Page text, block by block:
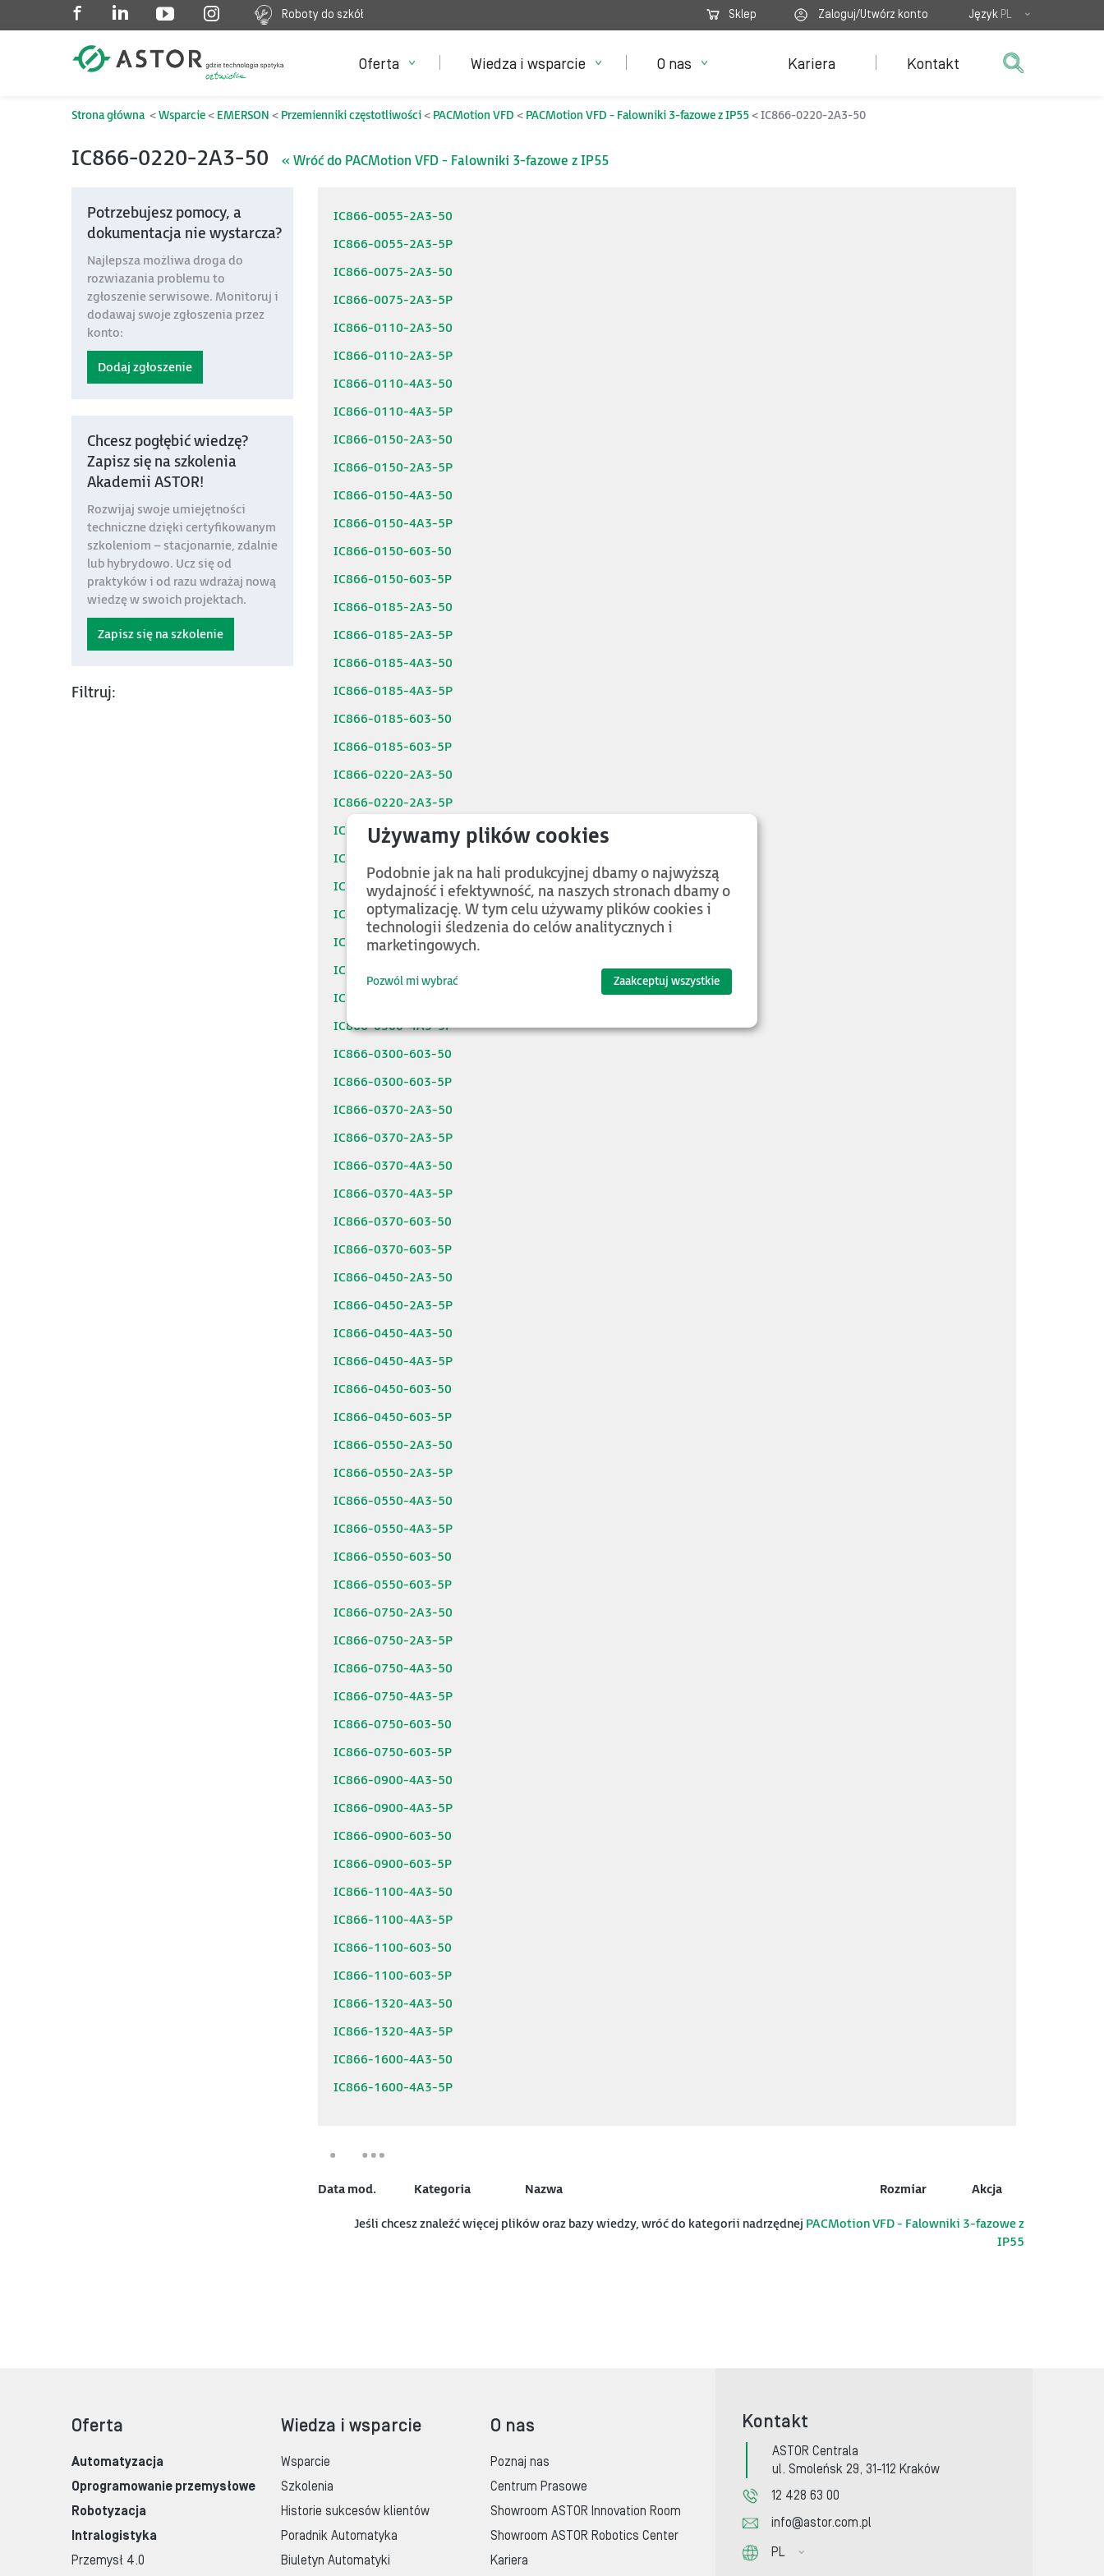
Roboty do szkół Sklep Zaloguj/Utwórz konto Język PL
Oferta Wiedza i wsparcie O nas Kariera Kontakt
Strona główna Wsparcie EMERSON Przemienniki częstotliwości PACMotion VFD PACMotion VFD - Falowniki 3-fazowe z IP55 IC866-0220-2A3-50
IC866-0220-2A3-50 « Wróć do PACMotion VFD - Falowniki 3-fazowe z IP55
Potrzebujesz pomocy, a
dokumentacja nie wystarcza?
Najlepsza możliwa droga do
rozwiazania problemu to
zgłoszenie serwisowe. Monitoruj i
dodawaj swoje zgłoszenia przez
konto:
Dodaj zgłoszenie
Chcesz pogłębić wiedzę?
Zapisz się na szkolenia
Akademii ASTOR!
Rozwijaj swoje umiejętności
techniczne dzięki certyfikowanym
szkoleniom – stacjonarnie, zdalnie
lub hybrydowo. Ucz się od
praktyków i od razu wdrażaj nową
wiedzę w swoich projektach.
Zapisz się na szkolenie
Filtruj:
IC866-0055-2A3-50
IC866-0055-2A3-5P
IC866-0075-2A3-50
IC866-0075-2A3-5P
IC866-0110-2A3-50
IC866-0110-2A3-5P
IC866-0110-4A3-50
IC866-0110-4A3-5P
IC866-0150-2A3-50
IC866-0150-2A3-5P
IC866-0150-4A3-50
IC866-0150-4A3-5P
IC866-0150-603-50
IC866-0150-603-5P
IC866-0185-2A3-50
IC866-0185-2A3-5P
IC866-0185-4A3-50
IC866-0185-4A3-5P
IC866-0185-603-50
IC866-0185-603-5P
IC866-0220-2A3-50
IC866-0220-2A3-5P
IC866-0220-4A3-50
IC866-0220-4A3-5P
IC866-0220-603-50
IC866-0220-603-5P
IC866-0300-2A3-50
IC866-0300-2A3-5P
IC866-0300-4A3-50
IC866-0300-4A3-5P
IC866-0300-603-50
IC866-0300-603-5P
IC866-0370-2A3-50
IC866-0370-2A3-5P
IC866-0370-4A3-50
IC866-0370-4A3-5P
IC866-0370-603-50
IC866-0370-603-5P
IC866-0450-2A3-50
IC866-0450-2A3-5P
IC866-0450-4A3-50
IC866-0450-4A3-5P
IC866-0450-603-50
IC866-0450-603-5P
IC866-0550-2A3-50
IC866-0550-2A3-5P
IC866-0550-4A3-50
IC866-0550-4A3-5P
IC866-0550-603-50
IC866-0550-603-5P
IC866-0750-2A3-50
IC866-0750-2A3-5P
IC866-0750-4A3-50
IC866-0750-4A3-5P
IC866-0750-603-50
IC866-0750-603-5P
IC866-0900-4A3-50
IC866-0900-4A3-5P
IC866-0900-603-50
IC866-0900-603-5P
IC866-1100-4A3-50
IC866-1100-4A3-5P
IC866-1100-603-50
IC866-1100-603-5P
IC866-1320-4A3-50
IC866-1320-4A3-5P
IC866-1600-4A3-50
IC866-1600-4A3-5P
Data mod. Kategoria Nazwa Rozmiar Akcja
Jeśli chcesz znaleźć więcej plików oraz bazy wiedzy, wróć do kategorii nadrzędnej PACMotion VFD - Falowniki 3-fazowe z
IP55
Oferta
Automatyzacja
Oprogramowanie przemysłowe
Robotyzacja
Intralogistyka
Przemysł 4.0
Wiedza i wsparcie
Wsparcie
Szkolenia
Historie sukcesów klientów
Poradnik Automatyka
Biuletyn Automatyki
O nas
Poznaj nas
Centrum Prasowe
Showroom ASTOR Innovation Room
Showroom ASTOR Robotics Center
Kariera
Kontakt
ASTOR Centrala
ul. Smoleńsk 29, 31-112 Kraków
12 428 63 00
info@astor.com.pl
PL
Podobnie jak na hali produkcyjnej dbamy o najwyższą
wydajność i efektywność, na naszych stronach dbamy o
optymalizację. W tym celu używamy plików cookies i
technologii śledzenia do celów analitycznych i
marketingowych.
Pozwól mi wybrać Zaakceptuj wszystkie